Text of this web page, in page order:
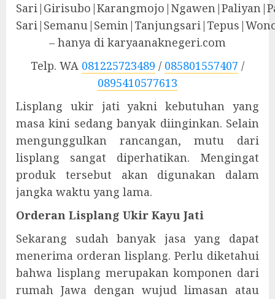
– hanya di karyaanaknegeri.com
Telp. WA 081225723489 / 085801557407 /
0895410577613
Lisplang ukir jati yakni kebutuhan yang
masa kini sedang banyak diinginkan. Selain
mengunggulkan rancangan, mutu dari
lisplang sangat diperhatikan. Mengingat
produk tersebut akan digunakan dalam
jangka waktu yang lama.
Orderan Lisplang Ukir Kayu Jati
Sekarang sudah banyak jasa yang dapat
menerima orderan lisplang. Perlu diketahui
bahwa lisplang merupakan komponen dari
rumah Jawa dengan wujud limasan atau